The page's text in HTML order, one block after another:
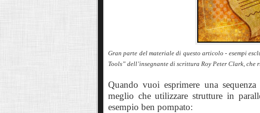
Gran parte del materiale di questo articolo - esempi
Tools” dell’insegnante di scrittura Roy Peter Clark, che
Quando vuoi esprimere una
meglio che utilizzare strutture in
esempio ben pompato: